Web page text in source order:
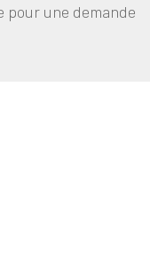
pour une demande